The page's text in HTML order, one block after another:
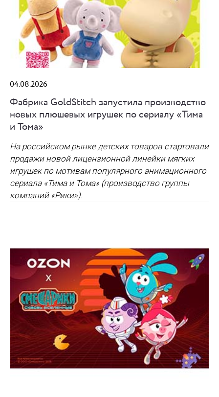
04.08.2026
Фабрика GoldStitch запустила производство
новых плюшевых игрушек по сериалу «Тима
и Тома»
На российском рынке детских товаров стартовали
продажи новой лицензионной линейки мягких
игрушек по мотивам популярного анимационного
сериала «Тима и Тома» (производство группы
компаний «Рики»).